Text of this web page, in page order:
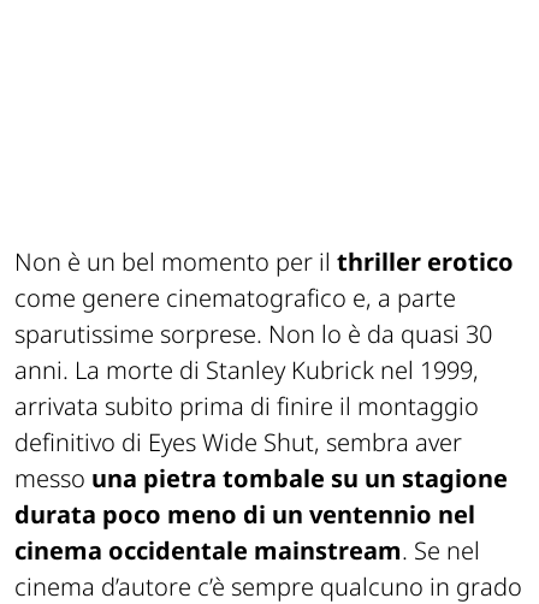
Non è un bel momento per il thriller erotico
come genere cinematografico e, a parte
sparutissime sorprese. Non lo è da quasi 30
anni. La morte di Stanley Kubrick nel 1999,
arrivata subito prima di finire il montaggio
definitivo di Eyes Wide Shut, sembra aver
messo una pietra tombale su un stagione
durata poco meno di un ventennio nel
cinema occidentale mainstream. Se nel
cinema d’autore c’è sempre qualcuno in grado